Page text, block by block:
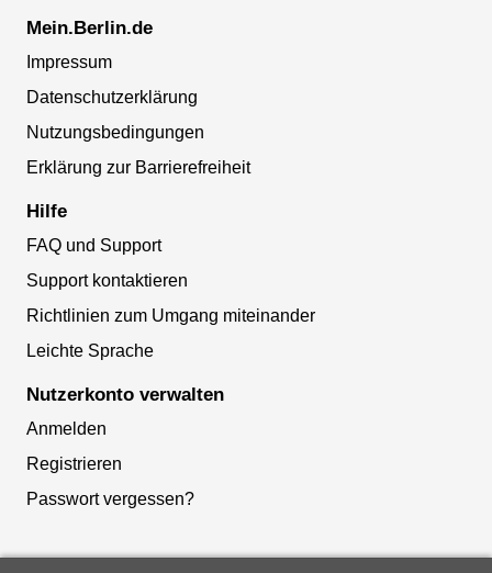
Mein.Berlin.de
Impressum
Datenschutzerklärung
Nutzungsbedingungen
Erklärung zur Barrierefreiheit
Hilfe
FAQ und Support
Support kontaktieren
Richtlinien zum Umgang miteinander
Leichte Sprache
Nutzerkonto verwalten
Anmelden
Registrieren
Passwort vergessen?